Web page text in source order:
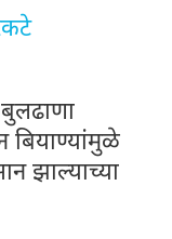
बियाण्यांमुळे
झाल्याच्या